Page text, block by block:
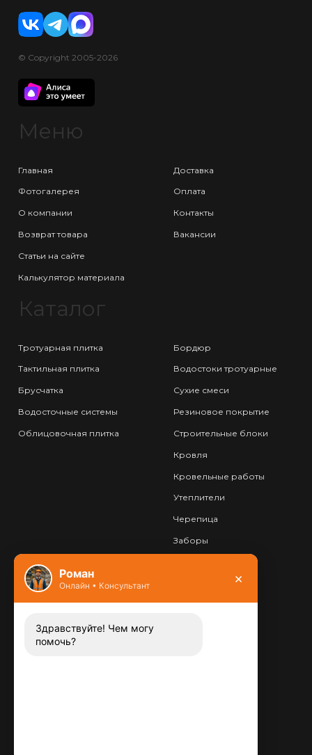
© Copyright 2005-2026
Меню
Главная
Фотогалерея
О компании
Возврат товара
Статьи на сайте
Калькулятор материала
Доставка
Оплата
Контакты
Вакансии
Каталог
Тротуарная плитка
Тактильная плитка
Брусчатка
Водосточные системы
Облицовочная плитка
Бордюр
Водостоки тротуарные
Сухие смеси
Резиновое покрытие
Строительные блоки
Кровля
Кровельные работы
Утеплители
Черепица
Заборы
Контакты
Заказать звонок
Роман
Онлайн • Консультант ×
Здравствуйте! Чем могу
помочь?